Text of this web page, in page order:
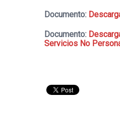
Documento:
Documento:
Servicios No